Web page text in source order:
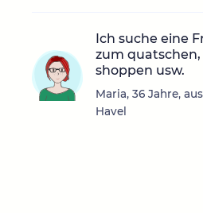
Ich suche eine
zum
shoppen usw.
Maria, 36 Jahre,
Havel